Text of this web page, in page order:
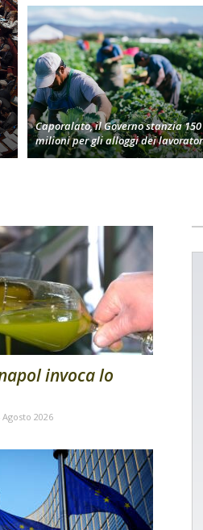
Caporalato, il Governo stanzia 150
milioni per gli alloggi dei
invoca lo
Agosto 2026